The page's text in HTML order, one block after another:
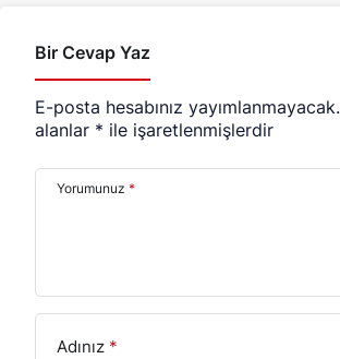
Bir Cevap Yaz
E-posta hesabınız yayımlanmayacak.
alanlar * ile işaretlenmişlerdir
Yorumunuz *
Adınız *